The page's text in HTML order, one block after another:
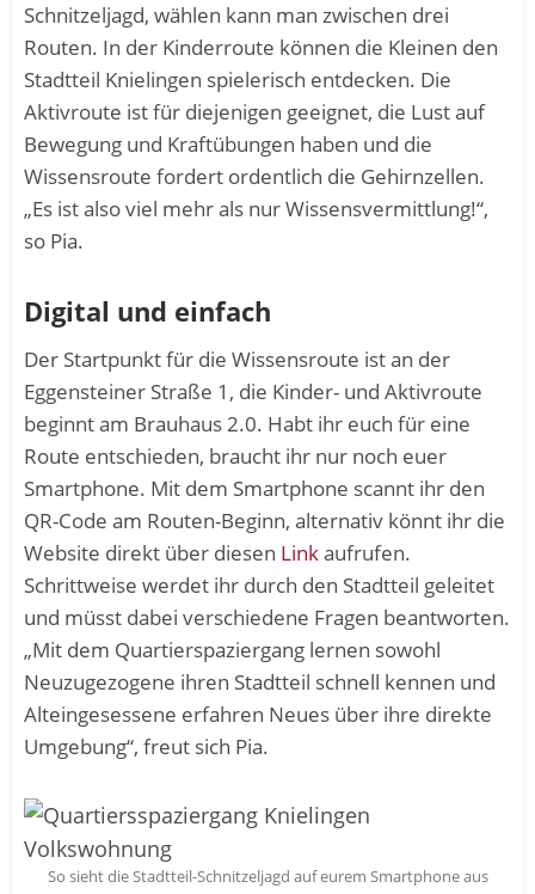
Schnitzeljagd, wählen kann man zwischen drei
Routen. In der Kinderroute können die Kleinen den
Stadtteil Knielingen spielerisch entdecken. Die
Aktivroute ist für diejenigen geeignet, die Lust auf
Bewegung und Kraftübungen haben und die
Wissensroute fordert ordentlich die Gehirnzellen.
„Es ist also viel mehr als nur Wissensvermittlung!“,
so Pia.
Digital und einfach
Der Startpunkt für die Wissensroute ist an der
Eggensteiner Straße 1, die Kinder- und Aktivroute
beginnt am Brauhaus 2.0. Habt ihr euch für eine
Route entschieden, braucht ihr nur noch euer
Smartphone. Mit dem Smartphone scannt ihr den
QR-Code am Routen-Beginn, alternativ könnt ihr die
Website direkt über diesen Linkaufrufen.
Schrittweise werdet ihr durch den Stadtteil geleitet
und müsst dabei verschiedene Fragen beantworten.
„Mit dem Quartierspaziergang lernen sowohl
Neuzugezogene ihren Stadtteil schnell kennen und
Alteingesessene erfahren Neues über ihre direkte
Umgebung“, freut sich Pia.
So sieht die Stadtteil-Schnitzeljagd auf eurem Smartphone aus